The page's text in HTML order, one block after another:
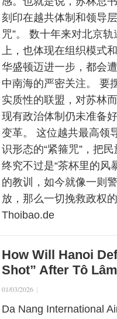
刻印在越共体制和领导
咒”。 数十年来对北京
上，也体现在组织模式
华盛顿迈进一步，都会
中南海的严密关注。 要
实质性的联盟，对苏林
现有政治体制仍未准备
变革。 这位越共最高领
识形态的“紧箍咒”，把
终究不过是“茶杯里的风
的教训，如今就像一则
放，那么一切挽救政权
Thoibao.de
How Will Hanoi
Shot” After Tô
01/03/2026 |
Da Nang International